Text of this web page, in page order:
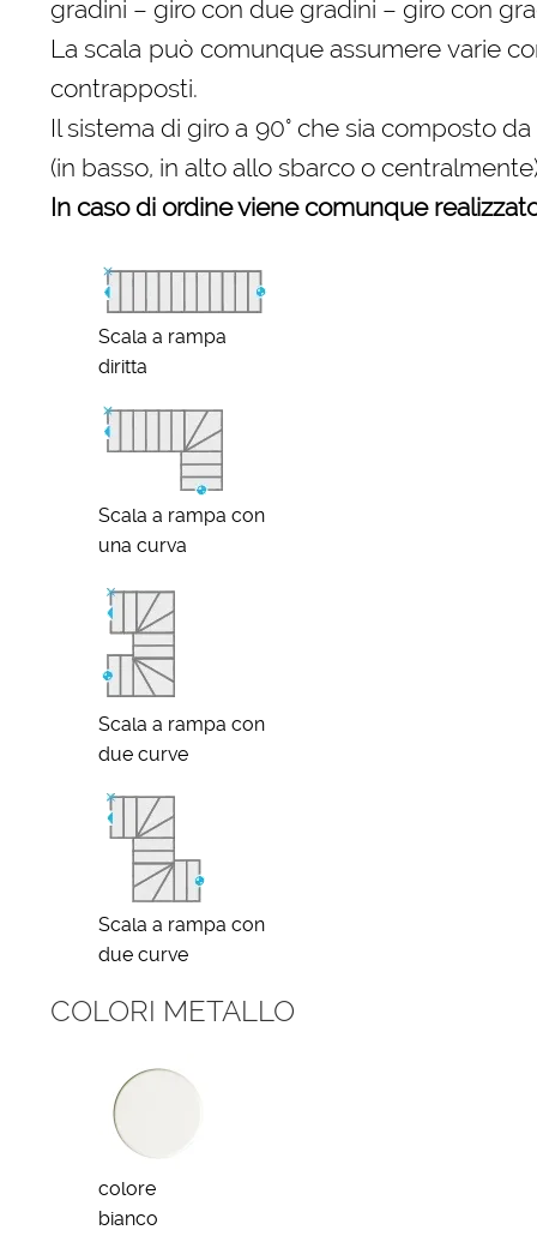
gradini – giro con due gradini – giro con
La scala può comunque assumere varie
contrapposti.
Il sistema di giro a 90° che sia composto
(in basso, in alto allo sbarco o
In caso di ordine viene comunque
Scala a rampa
diritta
Scala a rampa con
una curva
Scala a rampa con
due curve
Scala a rampa con
due curve
COLORI METALLO
colore
bianco